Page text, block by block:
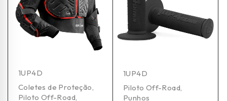
1UP4D
Coletes de Proteção,
Piloto Off-Road,
1UP4D
Piloto Off-Road,
Punhos